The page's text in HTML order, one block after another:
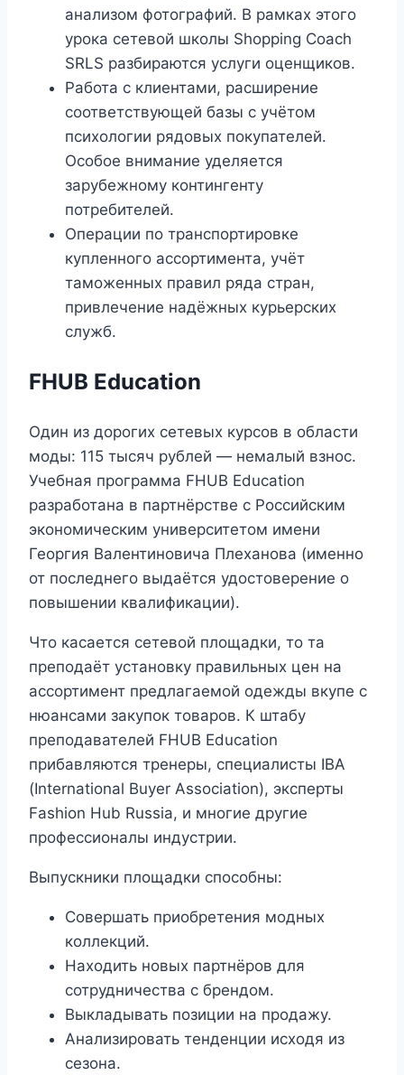
анализом фотографий. В рамках этого
урока сетевой школы Shopping Coach
SRLS разбираются услуги оценщиков.
Работа с клиентами, расширение
соответствующей базы с учётом
психологии рядовых покупателей.
Особое внимание уделяется
зарубежному контингенту
потребителей.
Операции по транспортировке
купленного ассортимента, учёт
таможенных правил ряда стран,
привлечение надёжных курьерских
служб.
FHUB Education
Один из дорогих сетевых курсов в области
моды: 115 тысяч рублей — немалый взнос.
Учебная программа FHUB Education
разработана в партнёрстве с Российским
экономическим университетом имени
Георгия Валентиновича Плеханова (именно
от последнего выдаётся удостоверение о
повышении квалификации).
Что касается сетевой площадки, то та
преподаёт установку правильных цен на
ассортимент предлагаемой одежды вкупе с
нюансами закупок товаров. К штабу
преподавателей FHUB Education
прибавляются тренеры, специалисты IBA
(International Buyer Association), эксперты
Fashion Hub Russia, и многие другие
профессионалы индустрии.
Выпускники площадки способны:
Совершать приобретения модных
коллекций.
Находить новых партнёров для
сотрудничества с брендом.
Выкладывать позиции на продажу.
Анализировать тенденции исходя из
сезона.